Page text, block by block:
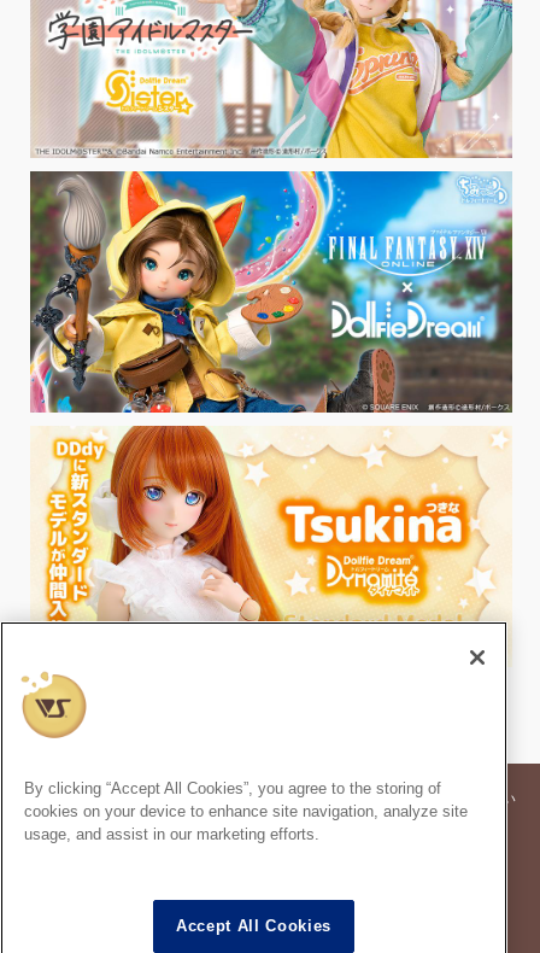
※記事内の価格表記は、掲載時点での消費税率に基づいた価格を表示してい
ます。
※このコンテンツ内の情報、画像の二次使用及び無断引用は禁止いたしま
スーパードルフィー
は株式会社ボークスの登録商標です。
ドルフィードリーム は株式会社ボークスの登録商標です。
By clicking “Accept All Cookies”, you agree to the storing of
cookies on your device to enhance site navigation, analyze site
usage, and assist in our marketing efforts.
Accept All Cookies